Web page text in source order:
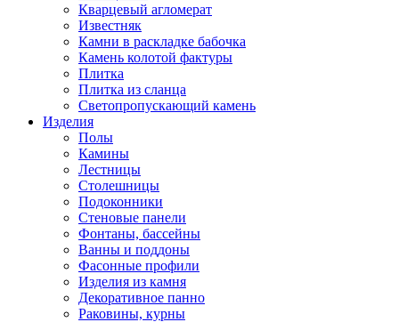
Кварцевый агломерат
Известняк
Камни в раскладке бабочка
Камень колотой фактуры
Плитка
Плитка из сланца
Светопропускающий камень
Изделия
Полы
Камины
Лестницы
Столешницы
Подоконники
Стеновые панели
Фонтаны, бассейны
Ванны и поддоны
Фасонные профили
Изделия из камня
Декоративное панно
Раковины, курны